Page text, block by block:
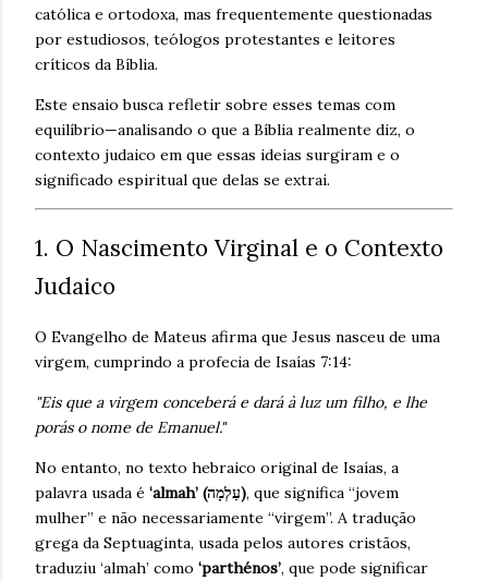
católica e ortodoxa, mas frequentemente questionadas
por estudiosos, teólogos protestantes e leitores
críticos da Bíblia.
Este ensaio busca refletir sobre esses temas com
equilíbrio—analisando o que a Bíblia realmente diz, o
contexto judaico em que essas ideias surgiram e o
significado espiritual que delas se extrai.
1. O Nascimento Virginal e o Contexto
Judaico
O Evangelho de Mateus afirma que Jesus nasceu de uma
virgem, cumprindo a profecia de Isaías 7:14:
"Eis que a virgem conceberá e dará à luz um filho, e lhe
porás o nome de Emanuel."
No entanto, no texto hebraico original de Isaías, a
palavra usada é
‘almah’ (עַלְמָה), que significa “jovem
mulher” e não necessariamente “virgem”. A tradução
grega da Septuaginta, usada pelos autores cristãos,
traduziu ‘almah’ como ‘parthénos’, que pode significar